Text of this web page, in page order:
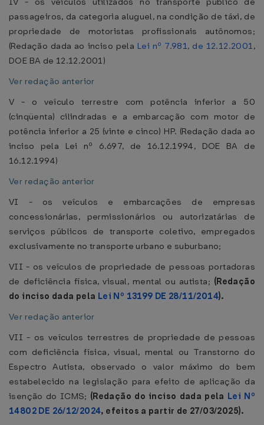
passageiros, da categoria aluguel, na condição de táxi, de
propriedade de motoristas profissionais autônomos;
(Redação dada ao inciso pela Lei nº 7.981, de 12.12.2001,
DOE BA de 12.12.2001)
Ver redação anterior
V - o veículo terrestre com potência inferior a 50
(cinqüenta) cilindradas e a embarcação com motor de
potência inferior a 25 (vinte e cinco) HP. (Redação dada ao
inciso pela Lei nº 6.697, de 16.12.1994, DOE BA de
16.12.1994)
Ver redação anterior
VI - os veículos e embarcações de empresas
concessionárias, permissionários ou autorizatárias de
serviços públicos de transporte coletivo, empregados
exclusivamente no transporte urbano e suburbano;
VII - os veículos de propriedade de pessoas portadoras
de deficiência física, visual, mental ou autista; (Redação
do inciso dada pela Lei Nº 13199 DE 28/11/2014).
Ver redação anterior
VII - os veículos terrestres de propriedade de pessoas
com deficiência física, visual, mental ou Transtorno do
Espectro Autista, observado o valor máximo do bem
estabelecido na legislação para efeito de aplicação da
isenção do ICMS; (Redação do inciso dada pela Lei Nº
14802 DE 26/12/2024, efeitos a partir de 27/03/2025).